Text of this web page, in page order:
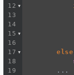
12
13
14
15
16
17
else
18
19
...